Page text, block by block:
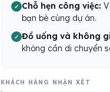
Chỗ hẹn công việc:
bạn bè cùng dự án.
Đồ uống và không
không cần di chuyển
KHÁCH HÀNG NHẬN XÉT